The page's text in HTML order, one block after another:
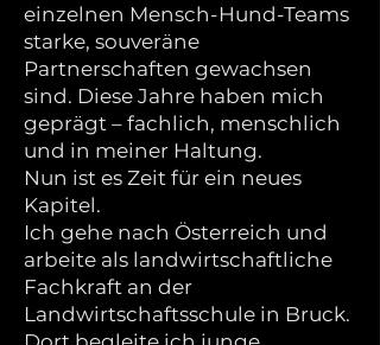
einzelnen Mensch-Hund-Teams
starke, souveräne
Partnerschaften gewachsen
sind. Diese Jahre haben mich
geprägt – fachlich, menschlich
und in meiner Haltung.
Nun ist es Zeit für ein neues
Kapitel.
Ich gehe nach Österreich und
arbeite als landwirtschaftliche
Fachkraft an der
Landwirtschaftsschule in Bruck.